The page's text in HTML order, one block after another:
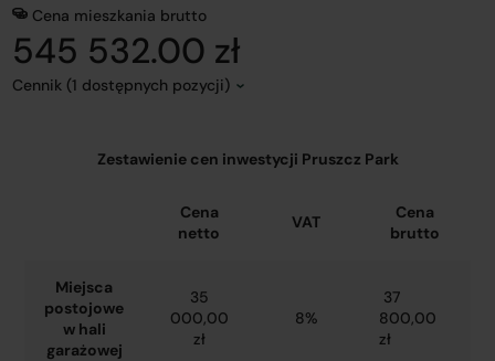
Cena mieszkania brutto
545 532.00 zł
Cennik (1 dostępnych pozycji)
Zestawienie cen inwestycji Pruszcz Park
Cena
netto
VAT
Cena
brutto
Miejsca
postojowe
w hali
garażowej
35
000,00
zł
8%
37
800,00
zł